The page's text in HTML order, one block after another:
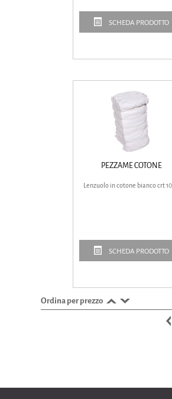
SCHEDA PRODOTTO
PEZZAME COTONE
Lenzuolo in cotone bianco crt
SCHEDA PRODOTTO
Ordina per prezzo